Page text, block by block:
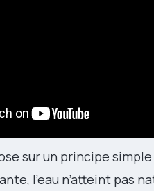
sur un principe simple
l’eau n’atteint pas